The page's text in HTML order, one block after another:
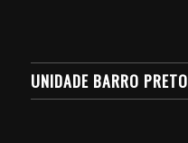
UNIDADE BARRO PRETO